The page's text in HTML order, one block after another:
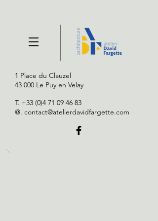
1 Place du Clauzel
43 000 Le Puy en Velay
T. +33 (0)4 71 09 46 83
@. contact@atelierdavidfargette.com